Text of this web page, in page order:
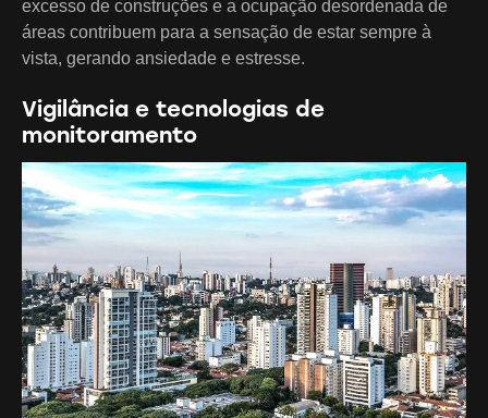
excesso de construções e a ocupação desordenada de
áreas contribuem para a sensação de estar sempre à
vista, gerando ansiedade e estresse.
Vigilância e tecnologias de
monitoramento